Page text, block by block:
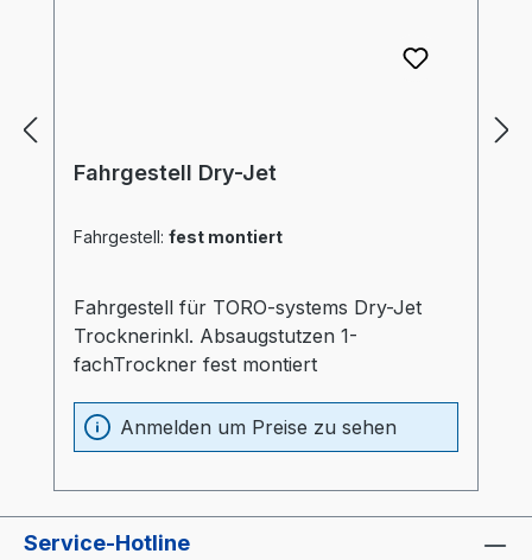
Fahrgestell Dry-Jet
Fahrgestell: fest montiert
Fahrgestell für TORO-systems Dry-Jet
Trocknerinkl. Absaugstutzen 1-
fachTrockner fest montiert
Anmelden um Preise zu sehen
Service-Hotline